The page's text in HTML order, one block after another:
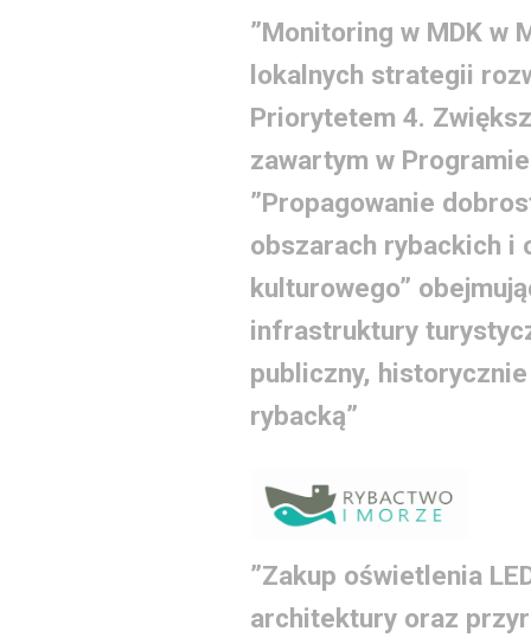
”Monitoring w MDK w
lokalnych strategii
Priorytetem 4.
zawartym w
”Propagowanie
obszarach rybackich i
kulturowego”
infrastruktury
publiczny,
rybacką”
”Zakup oświetlenia
architektury oraz